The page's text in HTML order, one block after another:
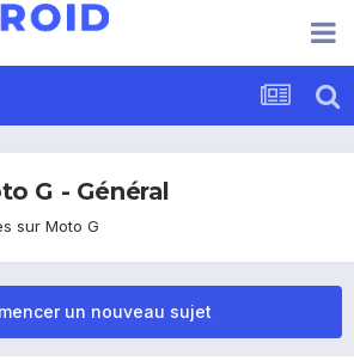
G - Général
sur Moto G
un nouveau sujet